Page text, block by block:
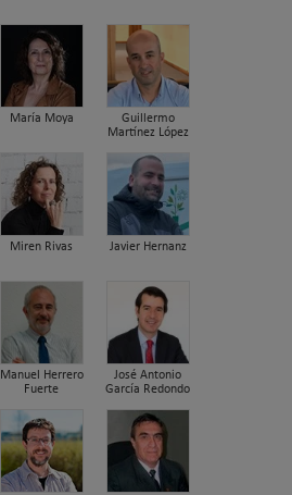
María Moya
Guillermo
Martínez López
Miren Rivas Javier Hernanz
Manuel Herrero
Fuerte
José Antonio
García Redondo